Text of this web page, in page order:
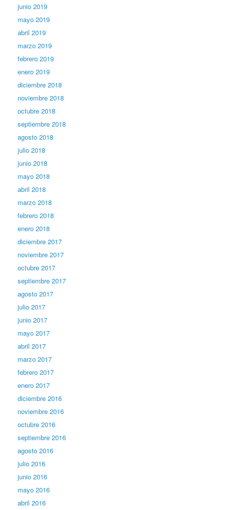
junio 2019
mayo 2019
abril 2019
marzo 2019
febrero 2019
enero 2019
diciembre 2018
noviembre 2018
octubre 2018
septiembre 2018
agosto 2018
julio 2018
junio 2018
mayo 2018
abril 2018
marzo 2018
febrero 2018
enero 2018
diciembre 2017
noviembre 2017
octubre 2017
septiembre 2017
agosto 2017
julio 2017
junio 2017
mayo 2017
abril 2017
marzo 2017
febrero 2017
enero 2017
diciembre 2016
noviembre 2016
octubre 2016
septiembre 2016
agosto 2016
julio 2016
junio 2016
mayo 2016
abril 2016